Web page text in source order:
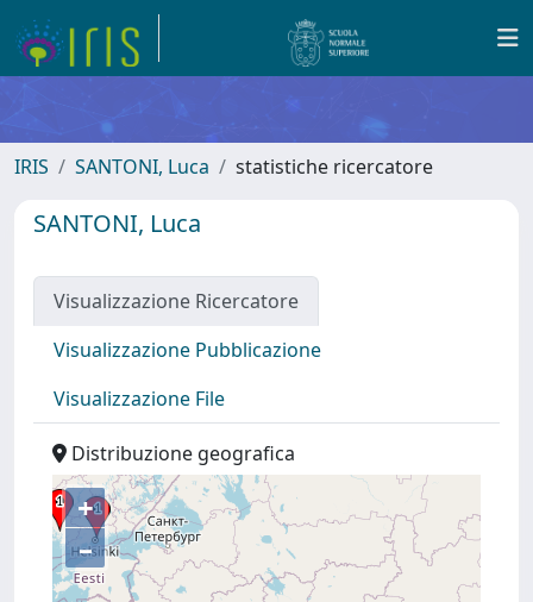
IRIS SANTONI, Luca statistiche ricercatore
SANTONI, Luca
Visualizzazione Ricercatore
Visualizzazione Pubblicazione
Visualizzazione File
Distribuzione geografica
+
–